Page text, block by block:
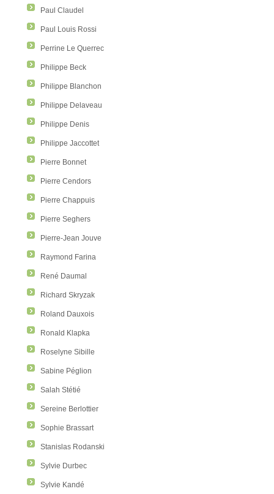
Paul Claudel
Paul Louis Rossi
Perrine Le Querrec
Philippe Beck
Philippe Blanchon
Philippe Delaveau
Philippe Denis
Philippe Jaccottet
Pierre Bonnet
Pierre Cendors
Pierre Chappuis
Pierre Seghers
Pierre-Jean Jouve
Raymond Farina
René Daumal
Richard Skryzak
Roland Dauxois
Ronald Klapka
Roselyne Sibille
Sabine Péglion
Salah Stétié
Sereine Berlottier
Sophie Brassart
Stanislas Rodanski
Sylvie Durbec
Sylvie Kandé